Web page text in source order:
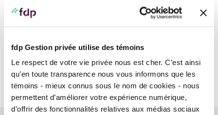
fdp Gestion privée utilise des témoins
Le respect de votre vie privée nous est cher. C’est ainsi
qu’en toute transparence nous vous informons que les
témoins - mieux connus sous le nom de cookies - nous
permettent d’améliorer votre expérience numérique,
d’offrir des fonctionnalités relatives aux médias sociaux
Cette nouvelle association s’inscrit au cœur de notre
mission corporative d’appuyer les pharmaciens et
québécoise des pharmaciens propriétaires (AQPP).
parcours financier personnel et d’affaires de tous les
pharmaciens tout au long de leur carrière